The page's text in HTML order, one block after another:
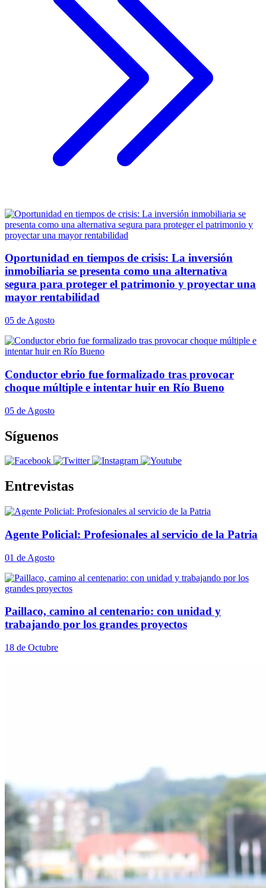
Oportunidad en tiempos de crisis: La inversión
inmobiliaria se presenta como una alternativa
segura para proteger el patrimonio y proyectar una
mayor rentabilidad
05 de Agosto
Conductor ebrio fue formalizado tras provocar
choque múltiple e intentar huir en Río Bueno
05 de Agosto
Síguenos
Entrevistas
Agente Policial: Profesionales al servicio de la Patria
01 de Agosto
Paillaco, camino al centenario: con unidad y
trabajando por los grandes proyectos
18 de Octubre